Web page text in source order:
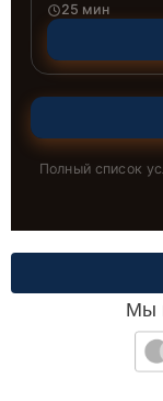
25 мин
Полный список
Мы